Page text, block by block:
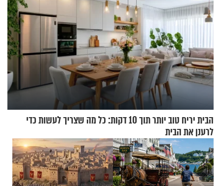
הבית יריח טוב יותר תוך 10 דקות: כל מה שצריך לעשות כדי
לרענן את הבית